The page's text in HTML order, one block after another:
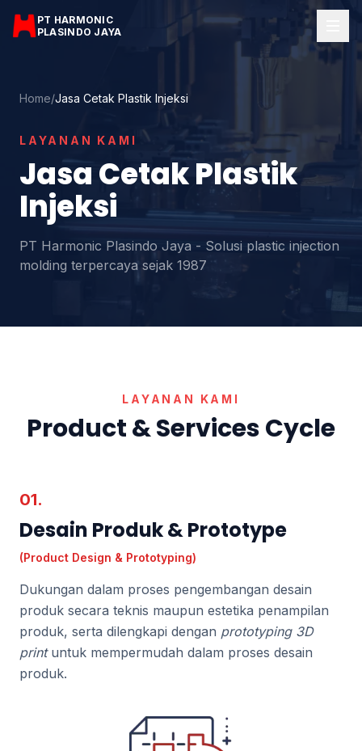
PT HARMONIC
PLASINDO JAYA
Home/Jasa Cetak Plastik Injeksi
LAYANAN KAMI
Jasa Cetak Plastik
Injeksi
PT Harmonic Plasindo Jaya - Solusi plastic injection
molding terpercaya sejak 1987
LAYANAN KAMI
Product & Services Cycle
01.
Desain Produk & Prototype
(Product Design & Prototyping)
Dukungan dalam proses pengembangan desain
produk secara teknis maupun estetika penampilan
produk, serta dilengkapi dengan prototyping 3D
printuntuk mempermudah dalam proses desain
produk.